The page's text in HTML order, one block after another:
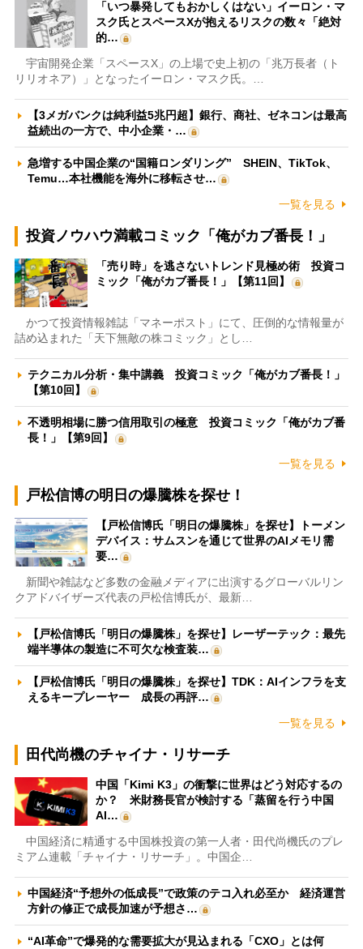
「いつ暴発してもおかしくはない」イーロン・マ
スク氏とスペースXが抱えるリスクの数々「絶対
的…
宇宙開発企業「スペースX」の上場で史上初の「兆万長者（ト
リリオネア）」となったイーロン・マスク氏。…
【3メガバンクは純利益5兆円超】銀行、商社、ゼネコンは最高
益続出の一方で、中小企業・…
急増する中国企業の“国籍ロンダリング” SHEIN、TikTok、
Temu…本社機能を海外に移転させ…
一覧を見る
投資ノウハウ満載コミック「俺がカブ番長！」
「売り時」を逃さないトレンド見極め術 投資コ
ミック「俺がカブ番長！」【第11回】
かつて投資情報雑誌「マネーポスト」にて、圧倒的な情報量が
詰め込まれた「天下無敵の株コミック」とし…
テクニカル分析・集中講義 投資コミック「俺がカブ番長！」
【第10回】
不透明相場に勝つ信用取引の極意 投資コミック「俺がカブ番
長！」【第9回】
一覧を見る
戸松信博の明日の爆騰株を探せ！
【戸松信博氏「明日の爆騰株」を探せ】トーメン
デバイス：サムスンを通じて世界のAIメモリ需
要…
新聞や雑誌など多数の金融メディアに出演するグローバルリン
クアドバイザーズ代表の戸松信博氏が、最新…
【戸松信博氏「明日の爆騰株」を探せ】レーザーテック：最先
端半導体の製造に不可欠な検査装…
【戸松信博氏「明日の爆騰株」を探せ】TDK：AIインフラを支
えるキープレーヤー 成長の再評…
一覧を見る
田代尚機のチャイナ・リサーチ
中国「Kimi K3」の衝撃に世界はどう対応するの
か？ 米財務長官が検討する「蒸留を行う中国
AI…
中国経済に精通する中国株投資の第一人者・田代尚機氏のプレ
ミアム連載「チャイナ・リサーチ」。中国企…
中国経済“予想外の低成長”で政策のテコ入れ必至か 経済運営
方針の修正で成長加速が予想さ…
“AI革命”で爆発的な需要拡大が見込まれる「CXO」とは何